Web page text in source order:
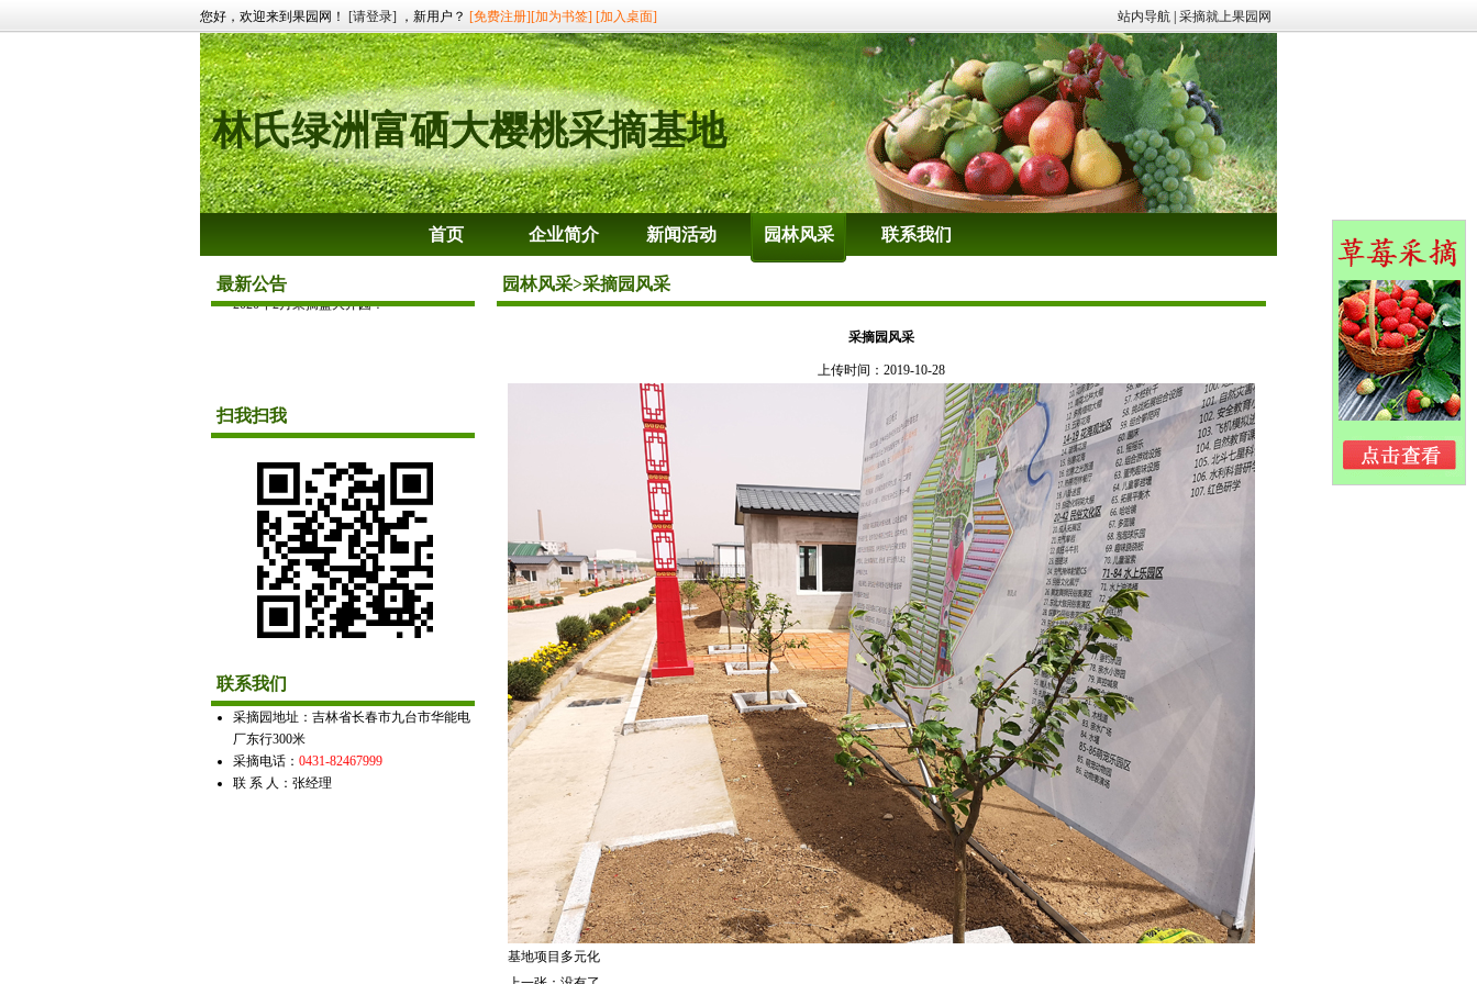
您好，欢迎来到果园网！ [请登录] ，新用户？ [免费注册][加为书签] [加入桌面] 站内导航 采摘就上果园网
林氏绿洲富硒大樱桃采摘基地
首页 企业简介 新闻活动 园林风采 联系我们
最新公告
欢迎光临林氏绿洲富硒大樱桃采摘基地！
2020年2月采摘盛大开园！
扫我扫我
联系我们
采摘园地址：吉林省长春市九台市华能电
厂东行300米
采摘电话： 0431-82467999
联 系 人：张经理
园林风采>采摘园风采
采摘园风采
上传时间：2019-10-28
基地项目多元化